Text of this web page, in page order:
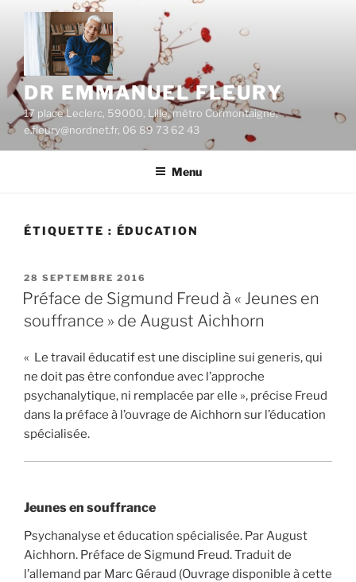
Aller
contenu
principal
DR EMMANUEL FLEURY
17 place Leclerc, 59000, Lille, métro Cormontaigne,
e.fleury@nordnet.fr, 06 89 73 62 43
Menu
ÉTIQUETTE : ÉDUCATION
PUBLIÉ
LE
28 SEPTEMBRE 2016
Préface de Sigmund Freud à « Jeunes en
souffrance » de August Aichhorn
« Le travail éducatif est une discipline sui generis, qui
ne doit pas être confondue avec l’approche
psychanalytique, ni remplacée par elle », précise Freud
dans la préface à l’ouvrage de Aichhorn sur l’éducation
spécialisée.
Jeunes en souffrance
Psychanalyse et éducation spécialisée. Par August
Aichhorn. Préface de Sigmund Freud. Traduit de
l’allemand par Marc Géraud (Ouvrage disponible à cette